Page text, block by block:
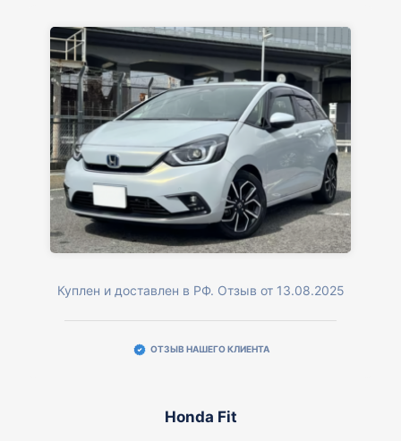
Куплен и доставлен в РФ. Отзыв от 13.08.2025
ОТЗЫВ НАШЕГО КЛИЕНТА
Honda Fit